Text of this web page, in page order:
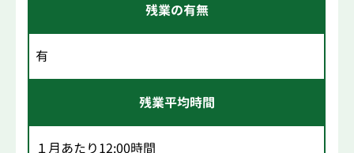
残業の有無
有
残業平均時間
１月あたり12:00時間